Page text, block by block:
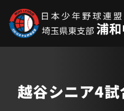
越谷シニア4試